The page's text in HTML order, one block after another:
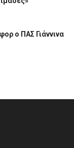
ο ΠΑΣ Γιάννινα